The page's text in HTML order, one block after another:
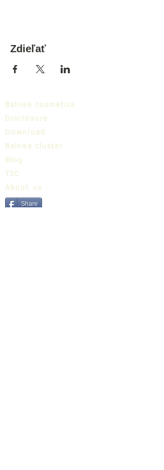
Zdieľať
Balnea cosmetics
Disclosure
Download
Balnea cluster
Blog
TIC
About us
Share